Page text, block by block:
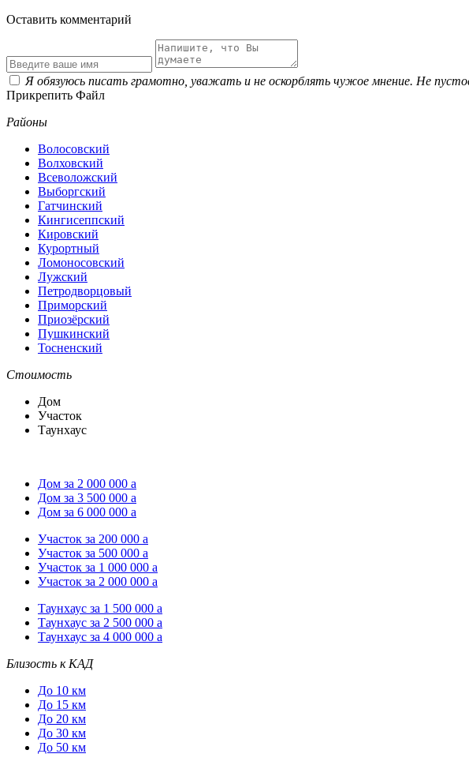
Оставить комментарий
Я обязуюсь писать грамотно, уважать и не оскорблять чужое мнение. Не
Прикрепить Файл
Районы
Волосовский
Волховский
Всеволожский
Выборгский
Гатчинский
Кингисеппский
Кировский
Курортный
Ломоносовский
Лужский
Петродворцовый
Приморский
Приозёрский
Пушкинский
Тосненский
Стоимость
Дом
Участок
Таунхаус
Дом за 2 000 000 a
Дом за 3 500 000 a
Дом за 6 000 000 a
Участок за 200 000 a
Участок за 500 000 a
Участок за 1 000 000 a
Участок за 2 000 000 a
Таунхаус за 1 500 000 a
Таунхаус за 2 500 000 a
Таунхаус за 4 000 000 a
Близость к КАД
До 10 км
До 15 км
До 20 км
До 30 км
До 50 км